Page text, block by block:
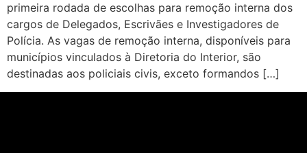
primeira rodada de escolhas para remoção interna dos
cargos de Delegados, Escrivães e Investigadores de
Polícia. As vagas de remoção interna, disponíveis para
municípios vinculados à Diretoria do Interior, são
destinadas aos policiais civis, exceto formandos […]